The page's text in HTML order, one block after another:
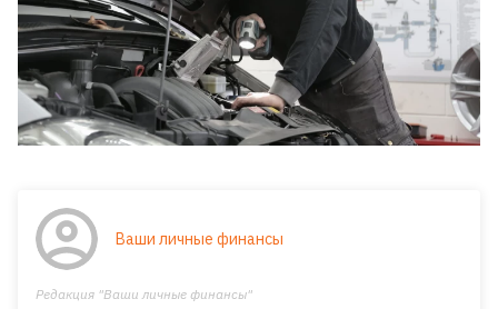
Ваши личные финансы
Редакция "Ваши личные финансы"